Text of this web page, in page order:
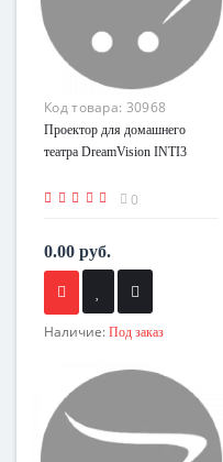
Код товара: 30968
Проектор для домашнего
театра DreamVision INTI3
0
0.00 руб.
Наличие: Под заказ